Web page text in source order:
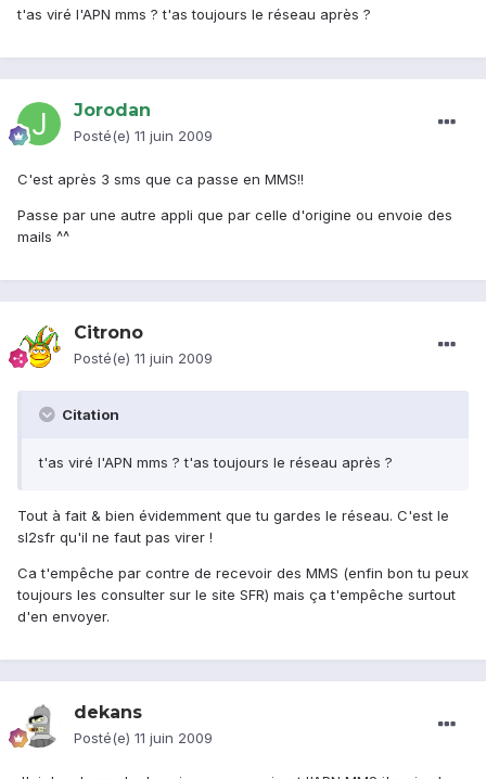
t'as viré l'APN mms ? t'as toujours le réseau après ?
Jorodan
Posté(e) 11 juin 2009
C'est après 3 sms que ca passe en MMS!!
Passe par une autre appli que par celle d'origine ou envoie des
mails ^^
Citrono
Posté(e) 11 juin 2009
Citation
t'as viré l'APN mms ? t'as toujours le réseau après ?
Tout à fait & bien évidemment que tu gardes le réseau. C'est le
sl2sfr qu'il ne faut pas virer !
Ca t'empêche par contre de recevoir des MMS (enfin bon tu peux
toujours les consulter sur le site SFR) mais ça t'empêche surtout
d'en envoyer.
dekans
Posté(e) 11 juin 2009